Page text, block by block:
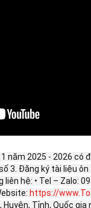
năm 2025 - 2026 có
3. Đăng ký tài liệu
hệ: • Tel – Zalo:
https://
Tỉnh, Quốc gia